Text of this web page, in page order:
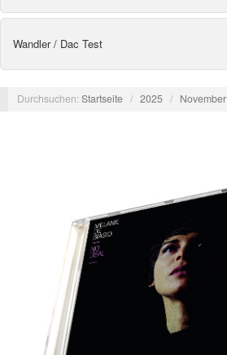
Wandler / Dac Test
Durchsuchen:Startseite / 2025 / November